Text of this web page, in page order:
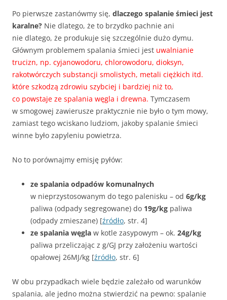
Po pierwsze zastanówmy się, dlaczego spalanie śmieci jest
karalne? Nie dlatego, że to brzydko pachnie ani
nie dlatego, że produkuje się szczególnie dużo dymu.
Głównym problemem spalania śmieci jest uwalnianie
trucizn, np. cyjanowodoru, chlorowodoru, dioksyn,
rakotwórczych substancji smolistych, metali ciężkich itd.
które szkodzą zdrowiu szybciej i bardziej niż to,
co powstaje ze spalania węgla i drewna. Tymczasem
w smogowej zawierusze praktycznie nie było o tym mowy,
zamiast tego wciskano ludziom, jakoby spalanie śmieci
winne było zapyleniu powietrza.
No to porównajmy emisję pyłów:
ze spalania odpadów komunalnych
w nieprzystosowanym do tego palenisku – od 6g/kg
paliwa (odpady segregowane) do 19g/kg paliwa
(odpady zmieszane) [źródło, str. 4]
ze spalania węgla w kotle zasypowym – ok. 24g/kg
paliwa przeliczając z g/GJ przy założeniu wartości
opałowej 26MJ/kg [źródło, str. 6]
W obu przypadkach wiele będzie zależało od warunków
spalania, ale jedno można stwierdzić na pewno: spalanie